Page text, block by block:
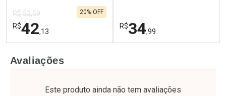
Por R$ 20,24/cada
R$ 52,59
R$42,13
20% OFF
Laboratório
Por Menos
R$34,99
Laboratório
Por Menos
Avaliações
Este produto ainda não tem avaliações